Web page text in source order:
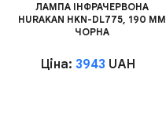
ЛАМПА ІНФРАЧЕРВОНА
HURAKAN HKN-DL775, 190 ММ
ЧОРНА
Ціна: 3943 UAH